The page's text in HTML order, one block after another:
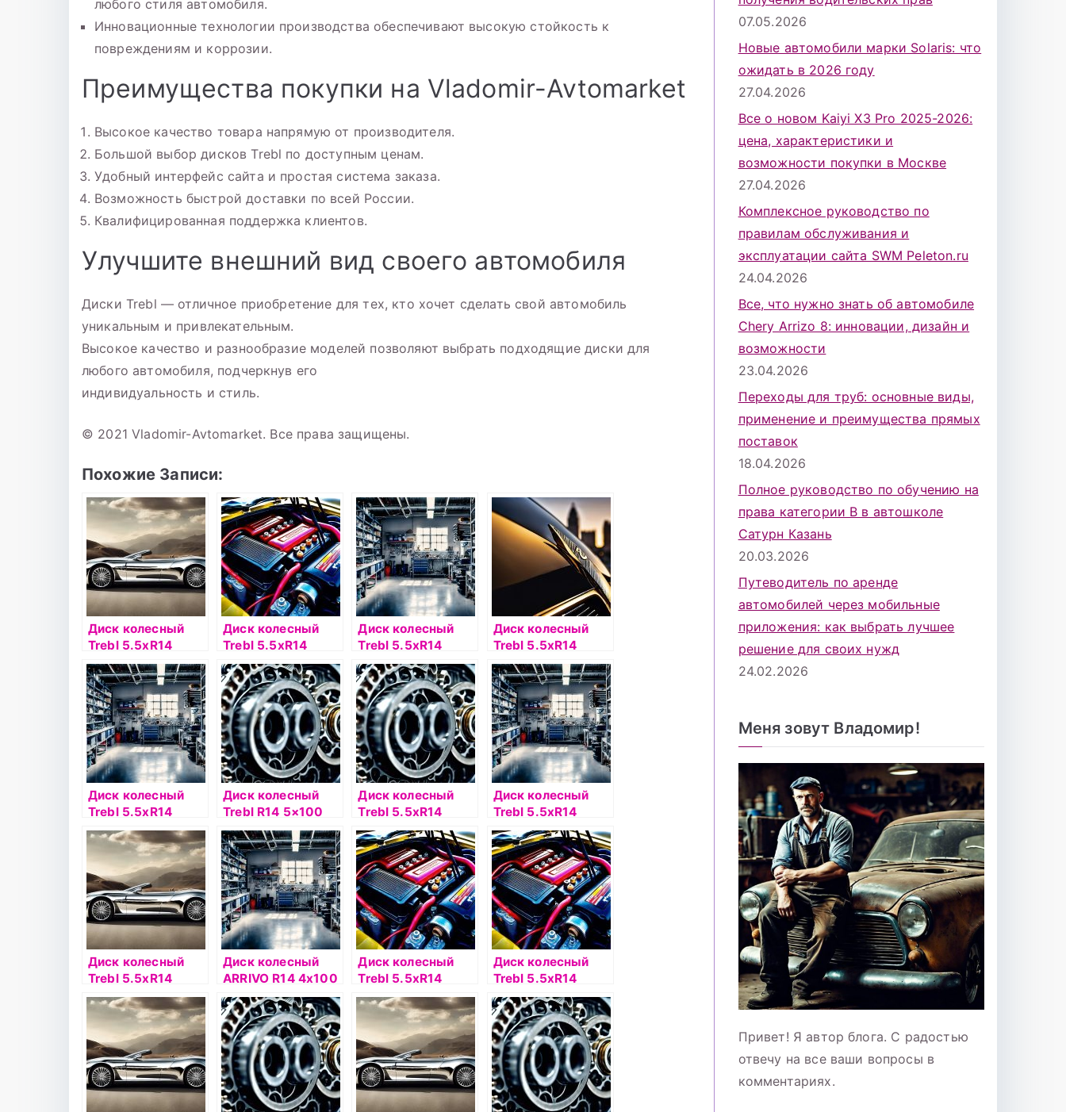
любого стиля автомобиля.
Инновационные технологии производства обеспечивают высокую стойкость к
повреждениям и коррозии.
Преимущества покупки на Vladomir-Avtomarket
Высокое качество товара напрямую от производителя.
Большой выбор дисков Trebl по доступным ценам.
Удобный интерфейс сайта и простая система заказа.
Возможность быстрой доставки по всей России.
Квалифицированная поддержка клиентов.
Улучшите внешний вид своего автомобиля
Диски Trebl — отличное приобретение для тех, кто хочет сделать свой автомобиль
уникальным и привлекательным.
Высокое качество и разнообразие моделей позволяют выбрать подходящие диски для
любого автомобиля, подчеркнув его
индивидуальность и стиль.
© 2021 Vladomir-Avtomarket. Все права защищены.
Похожие Записи:
Диск колесный
Trebl 5.5хR14
4х100 ЕТ38
DIA54.1 черный
Диск колесный
Trebl 5.5хR14
4х100 ЕТ43
DIA60.1
серебристый
Диск колесный
Trebl 5.5хR14
4х100 ЕТ43
DIA60.1 черный
Диск колесный
Trebl 5.5хR14
4х100 ЕТ45
DIA56.6
серебристый
Диск колесный
Trebl 5.5хR14
4х100 ЕТ45
DIA56.1
серебристый
Диск колесный
Trebl R14 5×100
35/57,1 черный
Диск колесный
Trebl 5.5хR14
4х100 ЕТ45
DIA54.1
серебристый
Диск колесный
Trebl 5.5хR14
4х108 ЕТ27
DIA65.1
серебристый
Диск колесный
Trebl 5.5хR14
4х100 ЕТ35
DIA57.1
серебристый
Диск колесный
ARRIVO R14 4х100
ET43 DIA60.1
черный
Диск колесный
Trebl 5.5хR14
4х108 ЕТ47
DIA63.3
серебристый
Диск колесный
Trebl 5.5хR14
4х100 ЕТ46
DIA54.1
серебристый
07.05.2026
Новые автомобили марки Solaris: что
ожидать в 2026 году
27.04.2026
Все о новом Kaiyi X3 Pro 2025-2026:
цена, характеристики и
возможности покупки в Москве
27.04.2026
Комплексное руководство по
правилам обслуживания и
эксплуатации сайта SWM Peleton.ru
24.04.2026
Все, что нужно знать об автомобиле
Chery Arrizo 8: инновации, дизайн и
возможности
23.04.2026
Переходы для труб: основные виды,
применение и преимущества прямых
поставок
18.04.2026
Полное руководство по обучению на
права категории B в автошколе
Сатурн Казань
20.03.2026
Путеводитель по аренде
автомобилей через мобильные
приложения: как выбрать лучшее
решение для своих нужд
24.02.2026
Меня зовут Владомир!
Привет! Я автор блога. С радостью
отвечу на все ваши вопросы в
комментариях.